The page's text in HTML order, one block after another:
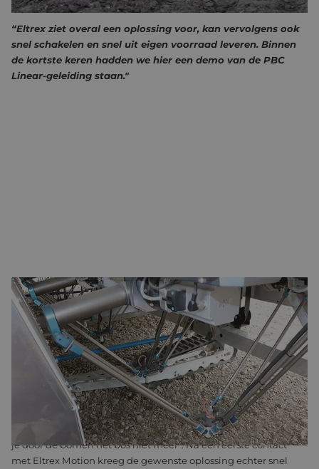
ANDELA OVER ELTREX MOTION
“Eltrex ziet overal een oplossing voor, kan vervolgens ook
snel schakelen en snel uit eigen voorraad leveren. Binnen
de kortste keren hadden we hier een demo van de PBC
Linear-geleiding staan."
ANDELA SCHAKELT HULP ELTREX IN VOOR ONKRUIDROBOT
De robotarmen zijn traploos op verschillende rij-afstanden in te
stellen. “Dat moet heel precies gebeuren, zonder dat de
robotarmen draaien”, licht Andela toe. De geleiding was dan
ook een belangrijk aandachtspunt tijdens de ontwikkeling van
de ARW-912.
“Voor ons stond al snel vast dat we voor de geleiding een rails
wilden hebben, maar dan heb je nog steeds 1001 opties en zie
je door de bomen het bos niet meer”. Na een eerste contact
met Eltrex Motion kreeg de gewenste oplossing echter snel